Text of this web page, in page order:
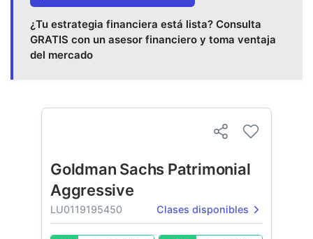
¿Tu estrategia financiera está lista? Consulta
GRATIS con un asesor financiero y toma ventaja
del mercado
Goldman Sachs Patrimonial
Aggressive
LU0119195450 Clases disponibles